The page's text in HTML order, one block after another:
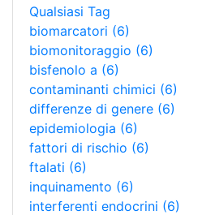
Qualsiasi Tag
biomarcatori (6)
biomonitoraggio (6)
bisfenolo a (6)
contaminanti chimici (6)
differenze di genere (6)
epidemiologia (6)
fattori di rischio (6)
ftalati (6)
inquinamento (6)
interferenti endocrini (6)